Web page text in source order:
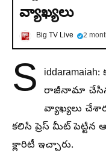
వ్యాఖ్యలు
Big TV Live 2
S రాజీనామా చేసిన
వ్యాఖ్యలు
కలిసి ప్రెస్ మీట్
క్లారిటీ ఇచ్చారు.